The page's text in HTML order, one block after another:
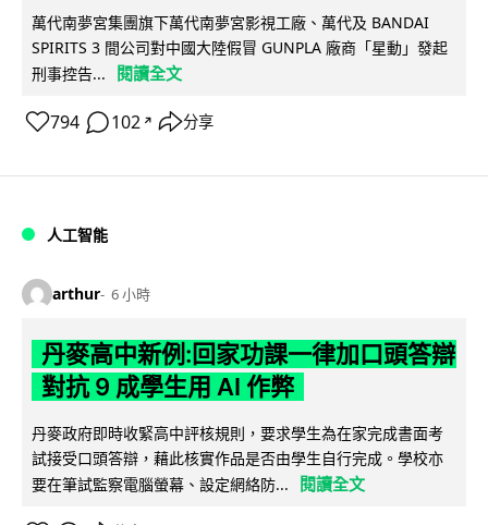
萬代南夢宮集團旗下萬代南夢宮影視工廠、萬代及 BANDAI
SPIRITS 3 間公司對中國大陸假冒 GUNPLA 廠商「星動」發起
刑事控告...
閱讀全文
794 102 ↗ 分享
人工智能
arthur 6 小時
丹麥高中新例:回家功課一律加口頭答辯
對抗 9 成學生用 AI 作弊
丹麥政府即時收緊高中評核規則，要求學生為在家完成書面考
試接受口頭答辯，藉此核實作品是否由學生自行完成。學校亦
要在筆試監察電腦螢幕、設定網絡防...
閱讀全文